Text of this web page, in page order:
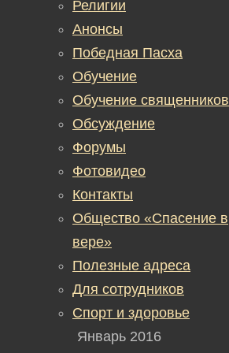
Религии
Анонсы
Победная Пасха
Обучение
Обучение священников
Обсуждение
Форумы
Фотовидео
Контакты
Общество «Спасение в
вере»
Полезные адреса
Для сотрудников
Спорт и здоровье
Январь 2016